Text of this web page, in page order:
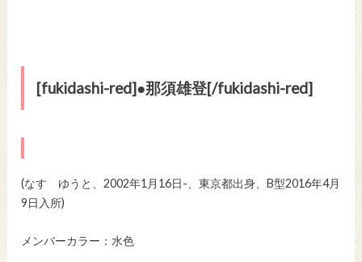
[fukidashi-red]●那須雄登[/fukidashi-red]
(なす ゆうと、2002年1月16日-、東京都出身、B型2016年4月
9日入所)
メンバーカラー：水色